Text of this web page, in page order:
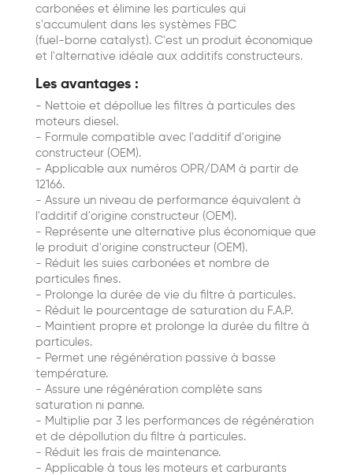
carbonées et élimine les particules qui
s'accumulent dans les systèmes FBC
(fuel-borne catalyst). C'est un produit économique
et l'alternative idéale aux additifs constructeurs.
Les avantages :
- Nettoie et dépollue les filtres à particules des
moteurs diesel.
- Formule compatible avec l'additif d'origine
constructeur (OEM).
- Applicable aux numéros OPR/DAM à partir de
12166.
- Assure un niveau de performance équivalent à
l'additif d'origine constructeur (OEM).
- Représente une alternative plus économique que
le produit d'origine constructeur (OEM).
- Réduit les suies carbonées et nombre de
particules fines.
- Prolonge la durée de vie du filtre à particules.
- Réduit le pourcentage de saturation du F.A.P.
- Maintient propre et prolonge la durée du filtre à
particules.
- Permet une régénération passive à basse
température.
- Assure une régénération complète sans
saturation ni panne.
- Multiplie par 3 les performances de régénération
et de dépollution du filtre à particules.
- Réduit les frais de maintenance.
- Applicable à tous les moteurs et carburants